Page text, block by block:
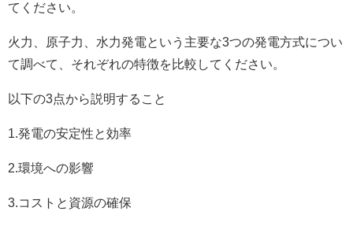
てください。
火力、原子力、水力発電という主要な3つの発電方式につい
て調べて、それぞれの特徴を比較してください。
以下の3点から説明すること
1.発電の安定性と効率
2.環境への影響
3.コストと資源の確保